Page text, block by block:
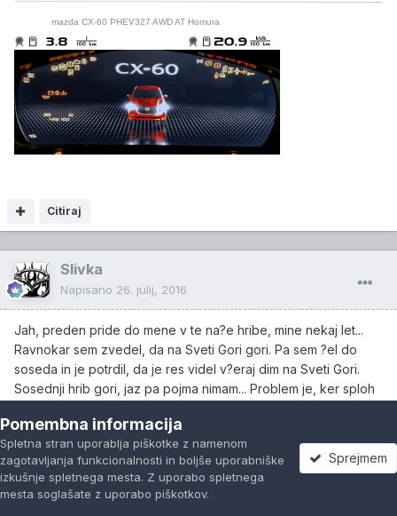
Citiraj
mazda CX-60 PHEV327 AWD AT Homura
Slivka
Napisano 26. julij, 2016
Jah, preden pride do mene v te na?e hribe, mine nekaj let...
Ravnokar sem zvedel, da na Sveti Gori gori. Pa sem ?el do
soseda in je potrdil, da je res videl v?eraj dim na Sveti Gori.
Sosednji hrib gori, jaz pa pojma nimam... Problem je, ker sploh
Od kar imam Forda, sem postal pešec...
Pomembna informacija
Spletna stran uporablja piškotke z namenom
zagotavljanja funkcionalnosti in boljše uporabniške
izkušnje spletnega mesta. Z uporabo spletnega
mesta soglašate z uporabo piškotkov.
Sprejmem
Forumi Neprebrano Prijavi se